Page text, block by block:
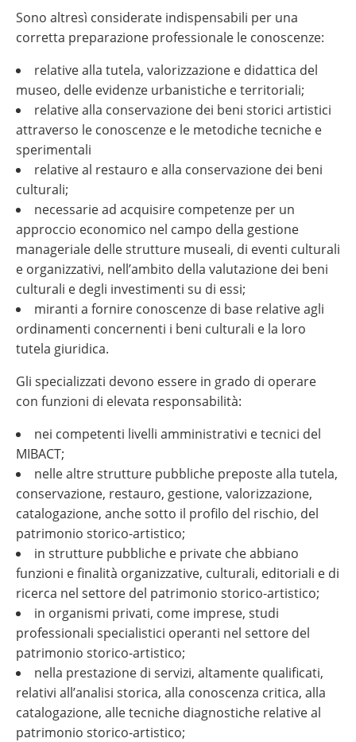
Sono altresì considerate indispensabili per una
corretta preparazione professionale le conoscenze:
relative alla tutela, valorizzazione e didattica del
museo, delle evidenze urbanistiche e territoriali;
relative alla conservazione dei beni storici artistici
attraverso le conoscenze e le metodiche tecniche e
sperimentali
relative al restauro e alla conservazione dei beni
culturali;
necessarie ad acquisire competenze per un
approccio economico nel campo della gestione
manageriale delle strutture museali, di eventi culturali
e organizzativi, nell’ambito della valutazione dei beni
culturali e degli investimenti su di essi;
miranti a fornire conoscenze di base relative agli
ordinamenti concernenti i beni culturali e la loro
tutela giuridica.
Gli specializzati devono essere in grado di operare
con funzioni di elevata responsabilità:
nei competenti livelli amministrativi e tecnici del
MIBACT;
nelle altre strutture pubbliche preposte alla tutela,
conservazione, restauro, gestione, valorizzazione,
catalogazione, anche sotto il profilo del rischio, del
patrimonio storico-artistico;
in strutture pubbliche e private che abbiano
funzioni e finalità organizzative, culturali, editoriali e di
ricerca nel settore del patrimonio storico-artistico;
in organismi privati, come imprese, studi
professionali specialistici operanti nel settore del
patrimonio storico-artistico;
nella prestazione di servizi, altamente qualificati,
relativi all’analisi storica, alla conoscenza critica, alla
catalogazione, alle tecniche diagnostiche relative al
patrimonio storico-artistico;